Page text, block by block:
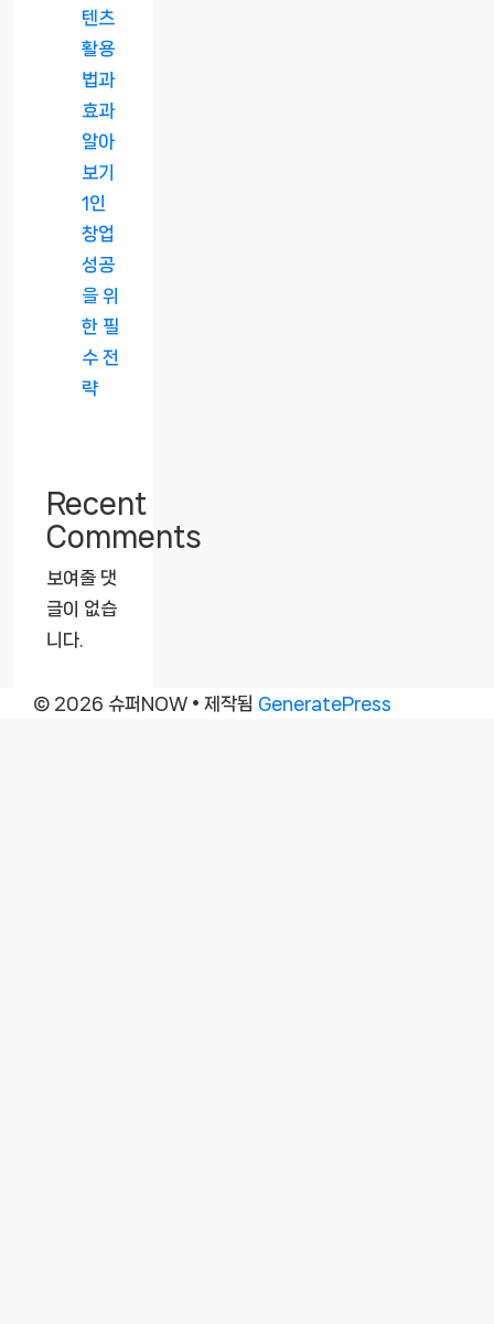
텐츠
활용
법과
효과
알아
보기
1인
창업
성공
을 위
한 필
수 전
략
Recent
Comments
보여줄 댓
글이 없습
니다.
© 2026 슈퍼NOW • 제작됨 GeneratePress